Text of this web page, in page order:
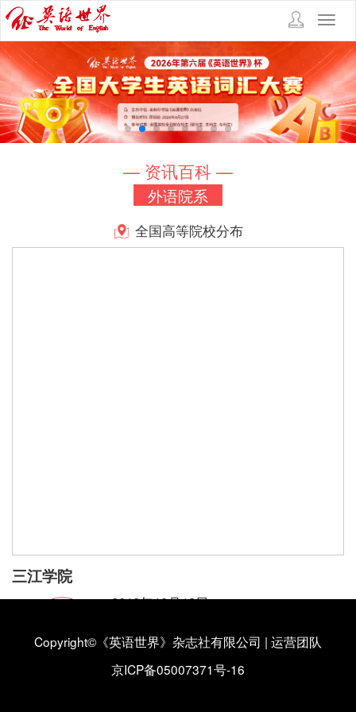
— 资讯百科 —
外语院系
全国高等院校分布
三江学院
2018年12月13日
三江学院外国语学院简介 【详情】
Copyright©《英语世界》杂志社有限公司 | 运营团队
京ICP备05007371号-16